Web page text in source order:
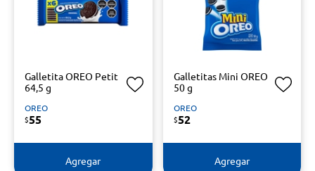
Galletita OREO Petit
64,5 g
OREO
$55
Agregar
Galletitas Mini OREO
50 g
OREO
$52
Agregar